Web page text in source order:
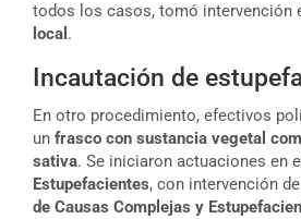
todos los casos, tomó intervención
local .
Incautación de
En otro procedimiento, efectivos
un frasco con sustancia vegetal
sativa. Se iniciaron actuaciones en
Estupefacientes, con intervención
de Causas Complejas y